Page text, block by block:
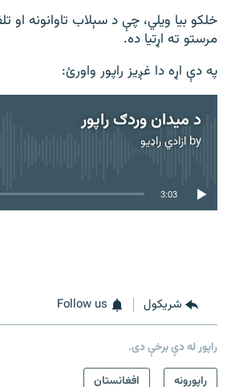
خلکو بیا ویلي، چې د سېلاب تاوانونه او
مرستو ته اړتیا ده.
په دې اړه دا غږیز راپور واورئ:
د میدان وردګ راپور
by ازادي راډیو
currently available
3:03
شريکول Follow us
راپور له دې برخې دی.
راپورونه
افغانستان